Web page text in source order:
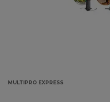
MULTIPRO EXPRESS